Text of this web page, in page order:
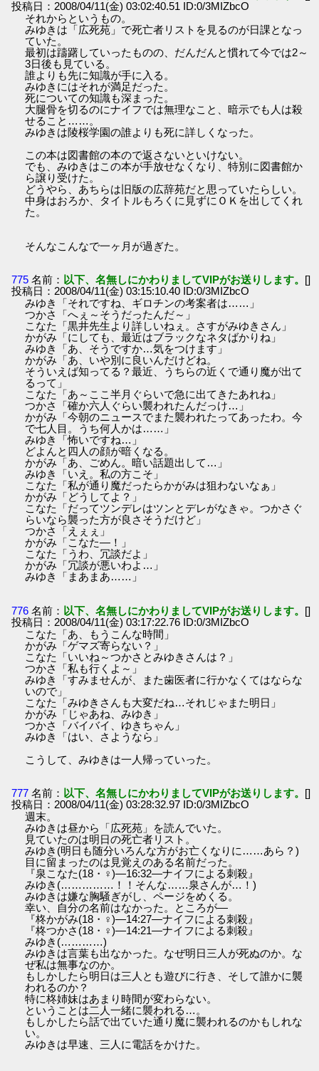
投稿日：2008/04/11(金) 03:02:40.51 ID:0/3MIZbcO
それからというもの。
みゆきは「広死苑」で死亡者リストを見るのが日課となっ
ていた。
最初は躊躇していったものの、だんだんと慣れて今では2～
3日後も見ている。
誰よりも先に知識が手に入る。
みゆきにはそれが満足だった。
死についての知識も深まった。
大腿骨を切るのにナイフでは無理なこと、暗示でも人は殺
せること……。
みゆきは陵桜学園の誰よりも死に詳しくなった。
この本は図書館の本ので返さないといけない。
でも、みゆきはこの本が手放せなくなり、特別に図書館か
ら譲り受けた。
どうやら、あちらは旧版の広辞苑だと思っていたらしい。
中身はおろか、タイトルもろくに見ずにＯＫを出してくれ
た。
そんなこんなで一ヶ月が過ぎた。
775 名前： 以下、名無しにかわりましてVIPがお送りします。 []
投稿日：2008/04/11(金) 03:15:10.40 ID:0/3MIZbcO
みゆき「それですね、ギロチンの考案者は……」
つかさ「へぇ～そうだったんだ～」
こなた「黒井先生より詳しいねぇ。さすがみゆきさん」
かがみ「にしても、最近はブラックなネタばかりね」
みゆき「あ、そうですか…気をつけます」
かがみ「あ、いや別に良いんだけどね。
そういえば知ってる？最近、うちらの近くで通り魔が出て
るって」
こなた「あ～ここ半月ぐらいで急に出てきたあれね」
つかさ「確か六人ぐらい襲われたんだっけ…」
かがみ「今朝のニュースでまた襲われたってあったわ。今
で七人目。うち何人かは……」
みゆき「怖いですね…」
どよんと四人の顔が暗くなる。
かがみ「あ、ごめん。暗い話題出して…」
みゆき「いえ。私の方こそ」
こなた「私が通り魔だったらかがみは狙わないなぁ」
かがみ「どうしてよ？」
こなた「だってツンデレはツンとデレがなきゃ。つかさぐ
らいなら襲った方が良さそうだけど」
つかさ「えぇぇ」
かがみ「こなた―！」
こなた「うわ、冗談だよ」
かがみ「冗談が悪いわよ…」
みゆき「まあまあ……」
776 名前： 以下、名無しにかわりましてVIPがお送りします。 []
投稿日：2008/04/11(金) 03:17:22.76 ID:0/3MIZbcO
こなた「あ、もうこんな時間」
かがみ「ゲマズ寄らない？」
こなた「いいね～つかさとみゆきさんは？」
つかさ「私も行くよ～」
みゆき「すみませんが、また歯医者に行かなくてはならな
いので」
こなた「みゆきさんも大変だね…それじゃまた明日」
かがみ「じゃあね、みゆき」
つかさ「バイバイ、ゆきちゃん」
みゆき「はい、さようなら」
こうして、みゆきは一人帰っていった。
777 名前： 以下、名無しにかわりましてVIPがお送りします。 []
投稿日：2008/04/11(金) 03:28:32.97 ID:0/3MIZbcO
週末。
みゆきは昼から「広死苑」を読んでいた。
見ていたのは明日の死亡者リスト。
みゆき(明日も随分いろんな方がお亡くなりに……あら？)
目に留まったのは見覚えのある名前だった。
『泉こなた(18・♀)―16:32―ナイフによる刺殺』
みゆき(……………！！そんな……泉さんが…！)
みゆきは嫌な胸騒ぎがし、ページをめくる。
幸い、自分の名前はなかった。ところが―
『柊かがみ(18・♀)―14:27―ナイフによる刺殺』
『柊つかさ(18・♀)―14:21―ナイフによる刺殺』
みゆき(…………)
みゆきは言葉も出なかった。なぜ明日三人が死ぬのか。な
ぜ私は無事なのか。
もしかしたら明日は三人とも遊びに行き、そして誰かに襲
われるのか？
特に柊姉妹はあまり時間が変わらない。
ということは二人一緒に襲われる…。
もしかしたら話で出ていた通り魔に襲われるのかもしれな
い。
みゆきは早速、三人に電話をかけた。